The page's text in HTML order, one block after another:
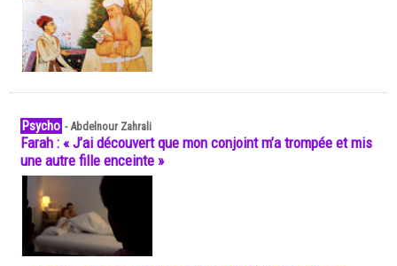
Psycho -Abdelnour Zahrali
Farah : « J’ai découvert que mon conjoint m’a trompée et mis
une autre fille enceinte »